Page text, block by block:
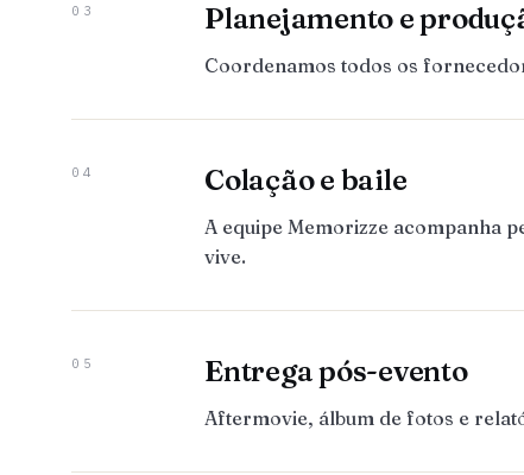
03 Planejamento e
Coordenamos todos os
04 Colação e baile
A equipe Memorizze acompanha
vive.
05 Entrega pós-evento
Aftermovie, álbum de fotos e